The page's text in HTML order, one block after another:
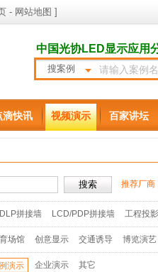
- 网站地图 ]
中国光协LED显示应用
搜案例
滴快讯 视频演示 百家讲坛
推荐厂商
DLP拼接墙 LCD/PDP拼接墙 工程投
场馆 创意显示 交通诱导 博览演艺
演示 企业演示 其它